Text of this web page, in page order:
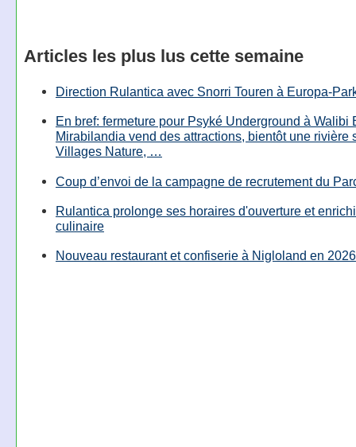
Articles les plus lus cette semaine
Direction Rulantica avec Snorri Touren à Europa-
En bref: fermeture pour Psyké Underground à Walibi
Mirabilandia vend des attractions, bientôt une rivière
Villages Nature, …
Coup d’envoi de la campagne de recrutement du
Rulantica prolonge ses horaires d'ouverture et
culinaire
Nouveau restaurant et confiserie à Nigloland en 2026